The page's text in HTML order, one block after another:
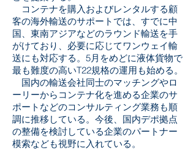
コンテナを購入およびレンタルする顧
客の海外輸送のサポートでは、すでに中
国、東南アジアなどのラウンド輸送を手
がけており、必要に応じてワンウェイ輸
送にも対応する。5月をめどに液体貨物で
最も難度の高いT22規格の運用も始める。
国内の輸送会社同士のマッチングやロ
ーリーからコンテナ化を進める企業のサ
ポートなどのコンサルティング業務も順
調に推移している。今後、国内デポ拠点
の整備を検討している企業のパートナー
模索なども視野に入れている。